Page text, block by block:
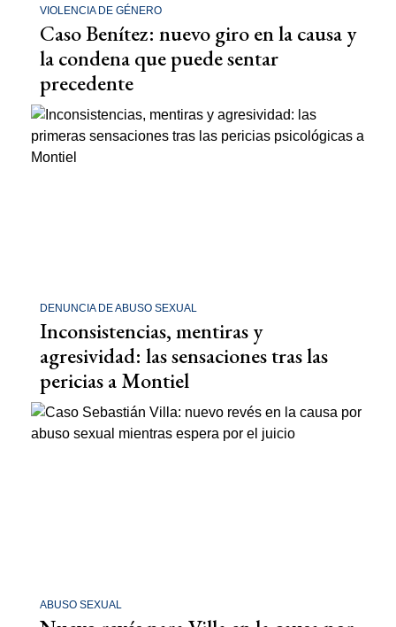
VIOLENCIA DE GÉNERO
Caso Benítez: nuevo giro en la causa y
la condena que puede sentar
precedente
DENUNCIA DE ABUSO SEXUAL
Inconsistencias, mentiras y
agresividad: las sensaciones tras las
pericias a Montiel
ABUSO SEXUAL